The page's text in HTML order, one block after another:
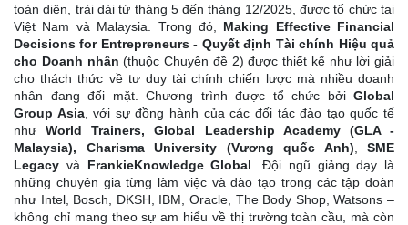
toàn diện, trải dài từ tháng 5 đến tháng 12/2025, được tổ chức tại
Việt Nam và Malaysia. Trong đó,
Making Effective Financial
Decisions for Entrepreneurs - Quyết định Tài chính Hiệu quả
cho Doanh nhân(thuộc Chuyên đề 2) được thiết kế như lời giải
cho thách thức về tư duy tài chính chiến lược mà nhiều doanh
nhân đang đối mặt. Chương trình được tổ chức bởi Global
Group Asia, với sự đồng hành của các đối tác đào tạo quốc tế
nhưWorld Trainers, Global Leadership Academy (GLA -
Malaysia), Charisma University (Vương quốc Anh)
SME
Legacy và FrankieKnowledge Global . Đội ngũ giảng dạy là
những chuyên gia từng làm việc và đào tạo trong các tập đoàn
như Intel, Bosch, DKSH, IBM, Oracle, The Body Shop, Watsons –
không chỉ mang theo sự am hiểu về thị trường toàn cầu, mà còn